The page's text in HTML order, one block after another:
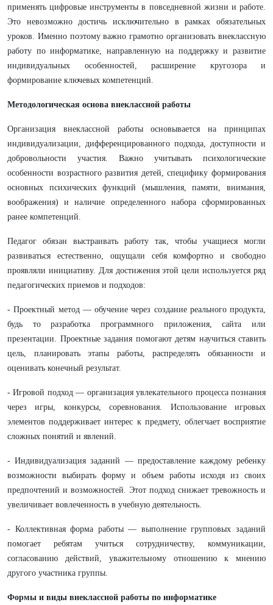
применять цифровые инструменты в повседневной жизни и работе.
Это невозможно достичь исключительно в рамках обязательных
уроков. Именно поэтому важно грамотно организовать внеклассную
работу по информатике, направленную на поддержку и развитие
индивидуальных особенностей, расширение кругозора и
формирование ключевых компетенций.
Методологическая основа внеклассной работы
Организация внеклассной работы основывается на принципах
индивидуализации, дифференцированного подхода, доступности и
добровольности участия. Важно учитывать психологические
особенности возрастного развития детей, специфику формирования
основных психических функций (мышления, памяти, внимания,
воображения) и наличие определенного набора сформированных
ранее компетенций.
Педагог обязан выстраивать работу так, чтобы учащиеся могли
развиваться естественно, ощущали себя комфортно и свободно
проявляли инициативу. Для достижения этой цели используется ряд
педагогических приемов и подходов:
- Проектный метод — обучение через создание реального продукта,
будь то разработка программного приложения, сайта или
презентации. Проектные задания помогают детям научиться ставить
цель, планировать этапы работы, распределять обязанности и
оценивать конечный результат.
- Игровой подход — организация увлекательного процесса познания
через игры, конкурсы, соревнования. Использование игровых
элементов поддерживает интерес к предмету, облегчает восприятие
сложных понятий и явлений.
- Индивидуализация заданий — предоставление каждому ребенку
возможности выбирать форму и объем работы исходя из своих
предпочтений и возможностей. Этот подход снижает тревожность и
увеличивает вовлеченность в учебную деятельность.
- Коллективная форма работы — выполнение групповых заданий
помогает ребятам учиться сотрудничеству, коммуникации,
согласованию действий, уважительному отношению к мнению
другого участника группы.
Формы и виды внеклассной работы по информатике